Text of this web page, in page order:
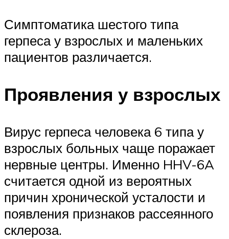
Симптоматика шестого типа
герпеса у взрослых и маленьких
пациентов различается.
Проявления у взрослых
Вирус герпеса человека 6 типа у
взрослых больных чаще поражает
нервные центры. Именно HHV-6A
считается одной из вероятных
причин хронической усталости и
появления признаков рассеянного
склероза.